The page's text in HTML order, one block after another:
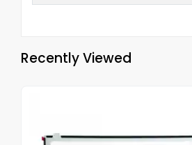
Recently Viewed